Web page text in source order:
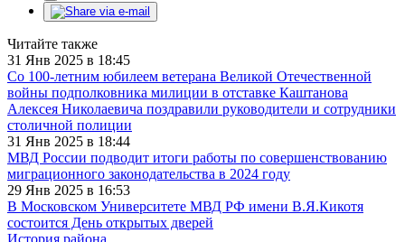
Читайте также
31 Янв 2025 в 18:45
Со 100-летним юбилеем ветерана Великой Отечественной
войны подполковника милиции в отставке Каштанова
Алексея Николаевича поздравили руководители и сотрудники
столичной полиции
31 Янв 2025 в 18:44
МВД России подводит итоги работы по совершенствованию
миграционного законодательства в 2024 году
29 Янв 2025 в 16:53
В Московском Университете МВД РФ имени В.Я.Кикотя
состоится День открытых дверей
История района